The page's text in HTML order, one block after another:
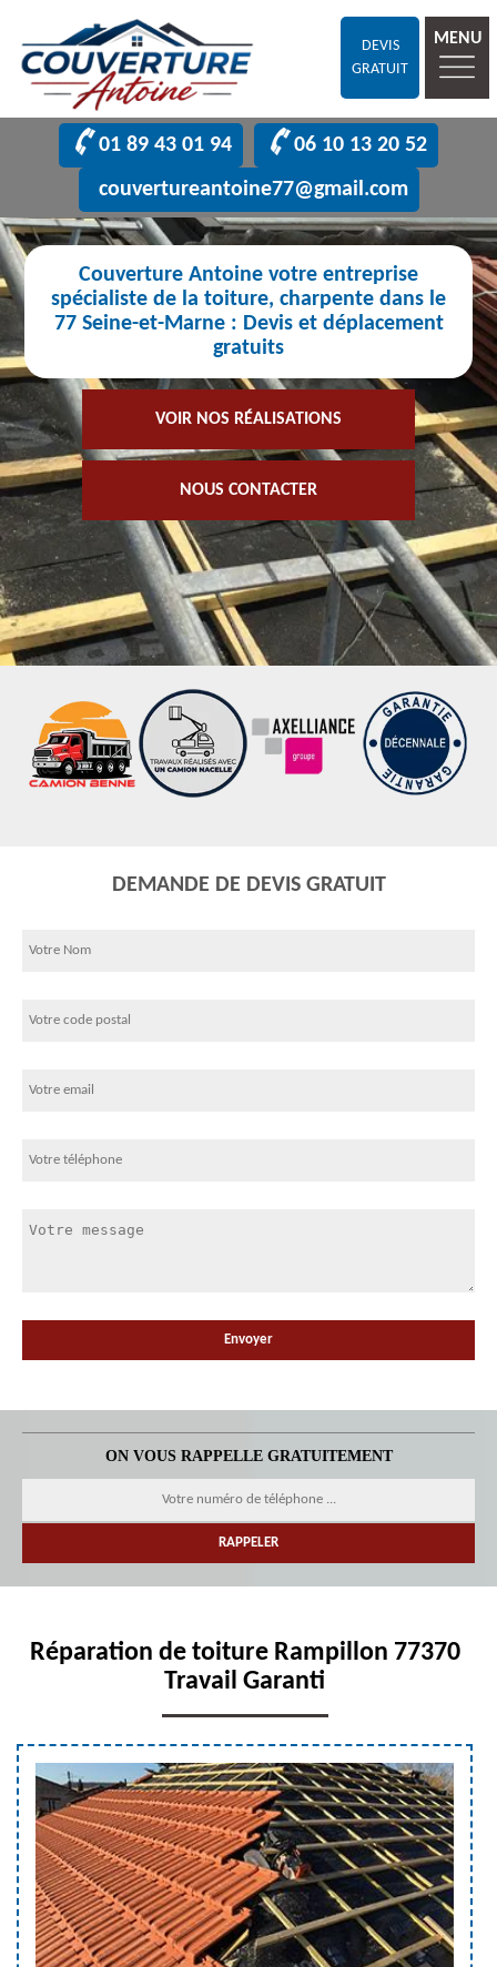
DEVIS
GRATUIT
MENU
01 89 43 01 94
06 10 13 20 52
couvertureantoine77@gmail.com
Couverture Antoine votre entreprise
spécialiste de la toiture, charpente dans le
77 Seine-et-Marne : Devis et déplacement
gratuits
VOIR NOS RÉALISATIONS
NOUS CONTACTER
DEMANDE DE DEVIS GRATUIT
ON VOUS RAPPELLE GRATUITEMENT
Réparation de toiture Rampillon 77370
Travail Garanti